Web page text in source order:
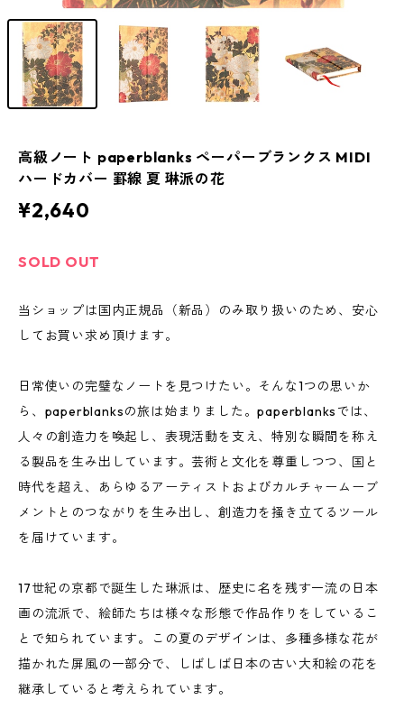
高級ノート paperblanks ペーパーブランクス MIDI
ハードカバー 罫線 夏 琳派の花
¥2,640
SOLD OUT
当ショップは国内正規品（新品）のみ取り扱いのため、安心
してお買い求め頂けます。
日常使いの完璧なノートを見つけたい。そんな1つの思いか
ら、paperblanksの旅は始まりました。paperblanksでは、
人々の創造力を喚起し、表現活動を支え、特別な瞬間を称え
る製品を生み出しています。芸術と文化を尊重しつつ、国と
時代を超え、あらゆるアーティストおよびカルチャームーブ
メントとのつながりを生み出し、創造力を掻き立てるツール
を届けています。
17世紀の京都で誕生した琳派は、歴史に名を残す一流の日本
画の流派で、絵師たちは様々な形態で作品作りをしているこ
とで知られています。この夏のデザインは、多種多様な花が
描かれた屏風の一部分で、しばしば日本の古い大和絵の花を
継承していると考えられています。